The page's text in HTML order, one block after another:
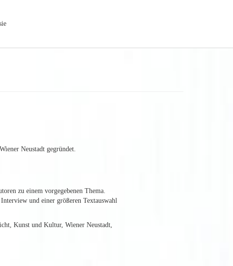
Neustadt gegründet.
zu einem vorgegebenen Thema.
und einer größeren Textauswahl
Kunst und Kultur, Wiener Neustadt,